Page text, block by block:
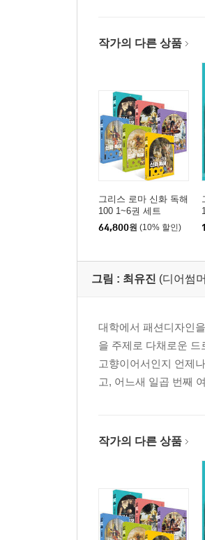
작가의 다른 상품
그리스 로마 신화 독해
100 1~6권 세트
64,800원 (10% 할인)
그림 : 최유진 (디어썸
대학에서 패션디자인
을 주제로 다채로운
고향이어서인지 언제
고, 어느새 일곱 번째
작가의 다른 상품